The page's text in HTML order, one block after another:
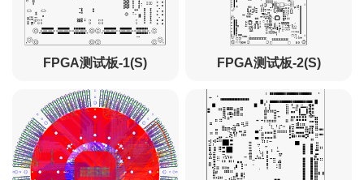
FPGA测试板-1(S) FPGA测试板-2(S)